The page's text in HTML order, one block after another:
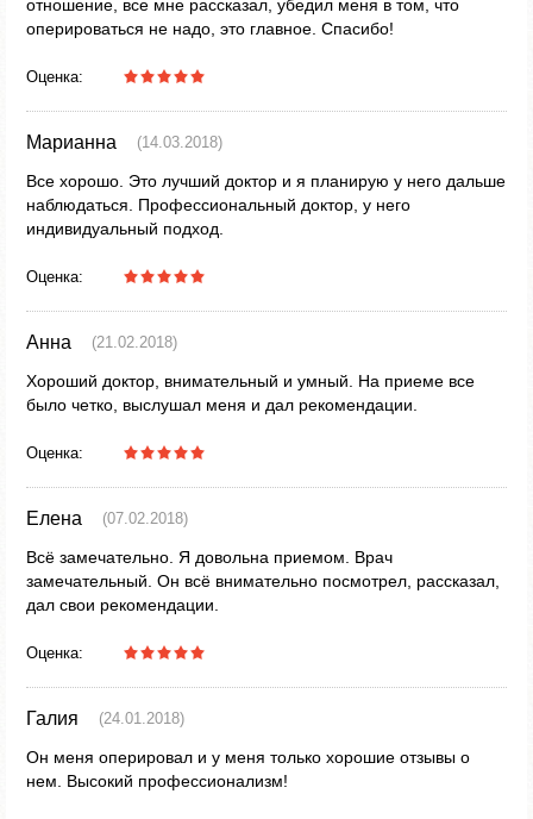
отношение, все мне рассказал, убедил меня в том, что
оперироваться не надо, это главное. Спасибо!
Оценка:
Марианна (14.03.2018)
Все хорошо. Это лучший доктор и я планирую у него дальше
наблюдаться. Профессиональный доктор, у него
индивидуальный подход.
Оценка:
Анна (21.02.2018)
Хороший доктор, внимательный и умный. На приеме все
было четко, выслушал меня и дал рекомендации.
Оценка:
Елена (07.02.2018)
Всё замечательно. Я довольна приемом. Врач
замечательный. Он всё внимательно посмотрел, рассказал,
дал свои рекомендации.
Оценка:
Галия (24.01.2018)
Он меня оперировал и у меня только хорошие отзывы о
нем. Высокий профессионализм!